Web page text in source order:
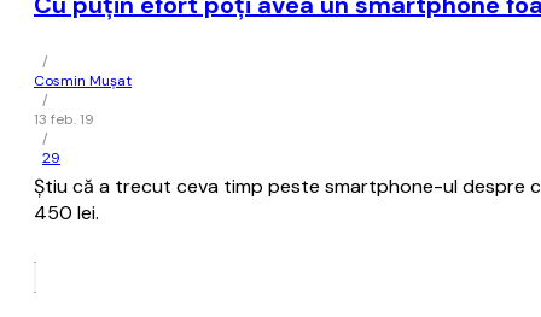
/
Cosmin Mușat
/
13 feb. 19
/
29
Ştiu că a trecut ceva timp peste smartphone-ul despre
450 lei.